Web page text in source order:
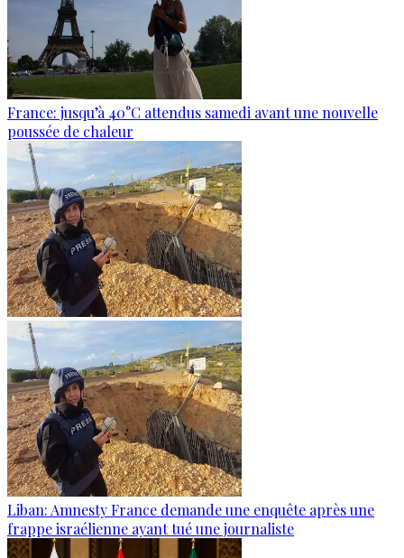
France: jusqu’à 40°C attendus samedi avant une nouvelle
poussée de chaleur
Liban: Amnesty France demande une enquête après une
frappe israélienne ayant tué une journaliste